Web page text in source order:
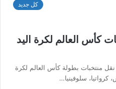
كل جديد
كأس العالم لكرة اليد
منتخبات بطولة كأس العالم لكرة
سلوفينيا…